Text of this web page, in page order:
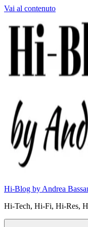
Vai al contenuto
Hi-Blog by Andrea
Hi-Tech, Hi-Fi, Hi-Res,